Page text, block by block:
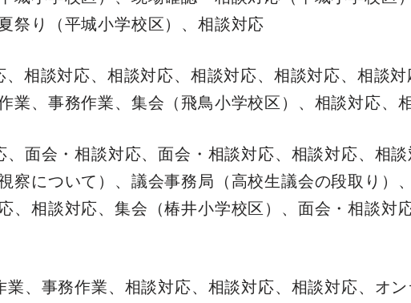
祭り（平城小学校区）、相談対応
相談対応、相談対応、相談対応、相談対応、相談
業、事務作業、集会（飛鳥小学校区）、相談対応、
面会・相談対応、面会・相談対応、相談対応、相
察について）、議会事務局（高校生議会の段取り）
、相談対応、集会（椿井小学校区）、面会・相談対
、事務作業、相談対応、相談対応、相談対応、オン